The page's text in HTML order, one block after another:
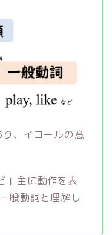
、イコールの意
」主に動作を表
般動詞と理解し